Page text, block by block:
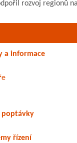
rozvoj regionů
a informace
poptávky
řízení